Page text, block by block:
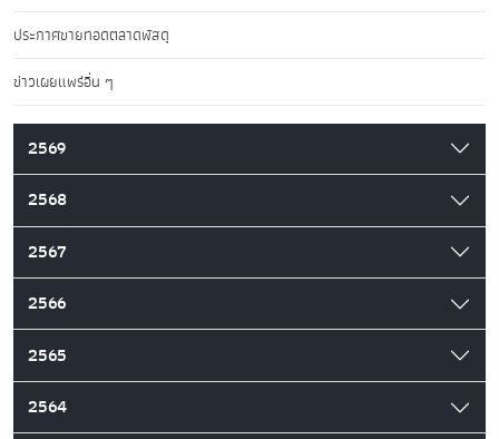
ประกาศขายทอดตลาดพัสดุ
ข่าวเผยแพร่อื่น ๆ
2569
2568
2567
2566
2565
2564